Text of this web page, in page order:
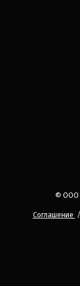
© ООО
Соглашение /